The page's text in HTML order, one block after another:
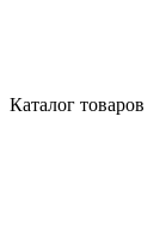
Каталог товаров